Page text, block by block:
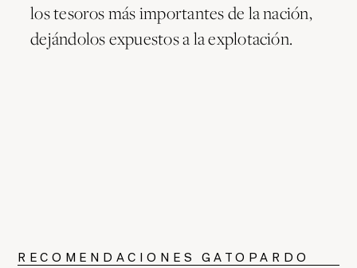
los tesoros más importantes de la nación,
dejándolos expuestos a la explotación.
RECOMENDACIONES GATOPARDO